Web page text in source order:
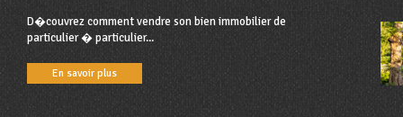
D�couvrez comment vendre son bien immobilier de
particulier � particulier...
En savoir plus